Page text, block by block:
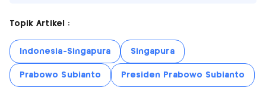
Topik Artikel :
Indonesia-Singapura Singapura
Prabowo Subianto Presiden Prabowo Subianto